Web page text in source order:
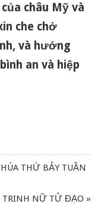
châu Mỹ và
che chở
và hướng
an và hiệp
THỨ BẢY TUẦN
TRINH NỮ TỬ ĐẠO